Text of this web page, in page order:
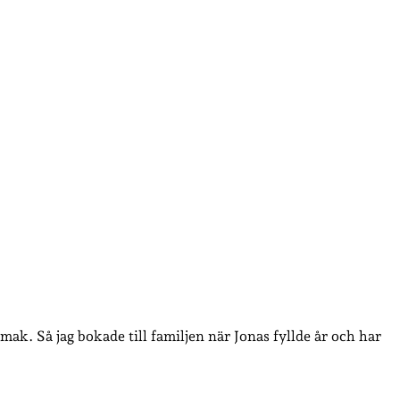
Så jag bokade till familjen när Jonas fyllde år och har